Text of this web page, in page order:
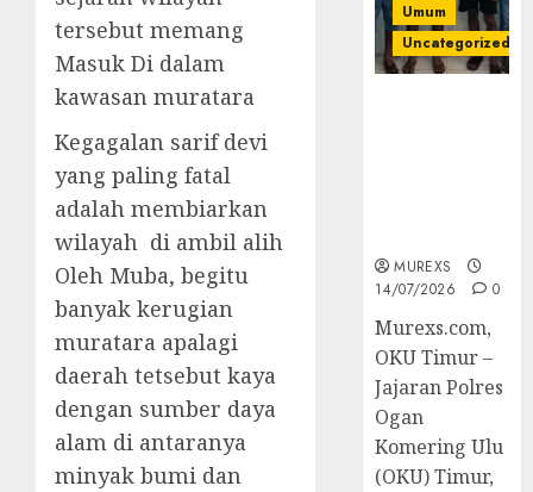
tersebut memang
Masuk Di dalam
kawasan muratara
Kegagalan sarif devi
yang paling fatal
adalah membiarkan
wilayah di ambil alih
Oleh Muba, begitu
banyak kerugian
muratara apalagi
daerah tetsebut kaya
dengan sumber daya
alam di antaranya
minyak bumi dan
Umum
Uncategorized
MUREXS
14/07/2026
0
Murexs.com,
OKU Timur –
Jajaran Polres
Ogan
Komering Ulu
(OKU) Timur,